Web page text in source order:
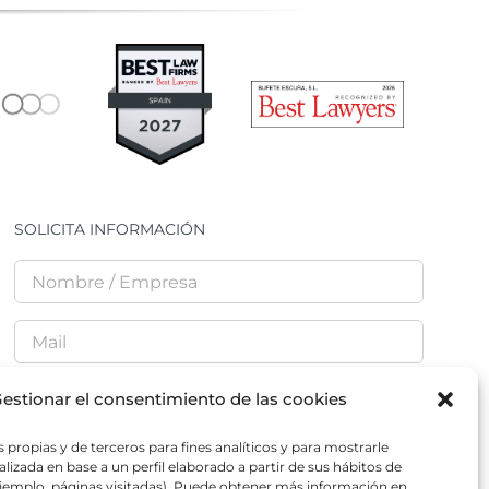
el consentimiento de las cookies
propias y de terceros para fines analíticos y para mostrarle
en base a un perfil elaborado a partir de sus hábitos de
SOLICITA INFORMACIÓN
He leído y acepto laPolítica de Privacidad